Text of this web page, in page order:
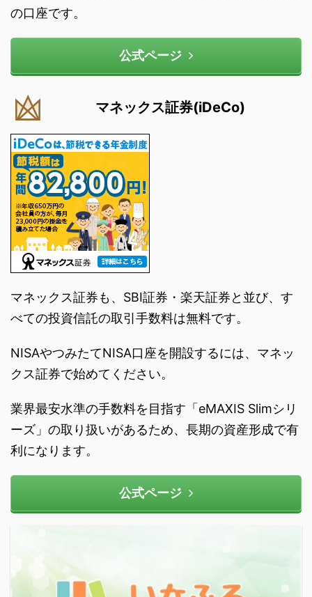
の口座です。
公式ページ
マネックス証券(iDeCo)
マネックス証券も、SBI証券・楽天証券と並び、す
べての投資信託の取引手数料は無料です。
NISAやつみたてNISA口座を開設するには、マネッ
クス証券で始めてください。
業界最安水準の手数料を目指す「eMAXIS Slimシリ
ーズ」の取り扱いがあるため、長期の資産形成で有
利になります。
公式ページ